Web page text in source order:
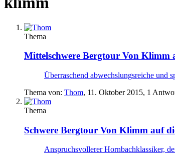
Thema
Mittelschwere Bergtour Von Klimm
Überraschend abwechslungsreiche und
Thema von: Thom, 11. Oktober 2015, 1
Thema
Schwere Bergtour Von Klimm auf
Anspruchsvollerer Hornbachklassiker,